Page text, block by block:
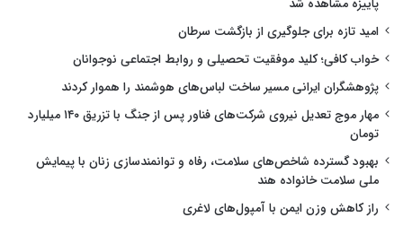
پاییزه مشاهده شد
امید تازه برای جلوگیری از بازگشت سرطان
خواب کافی؛ کلید موفقیت تحصیلی و روابط اجتماعی نوجوانان
پژوهشگران ایرانی مسیر ساخت لباس‌های هوشمند را هموار کردند
مهار موج تعدیل نیروی شرکت‌های فناور پس از جنگ با تزریق ۱۴۰ میلیارد
تومان
بهبود گسترده شاخص‌های سلامت، رفاه و توانمندسازی زنان با پیمایش
ملی سلامت خانواده هند
راز کاهش وزن ایمن با آمپول‌های لاغری